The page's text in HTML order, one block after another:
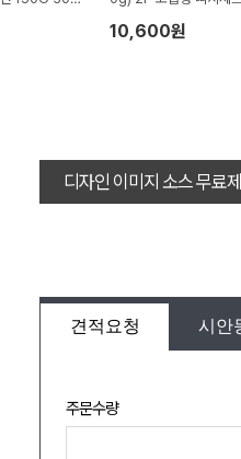
10,600원
디자인 이미지 소스 무료
견적요청 시안
주문수량